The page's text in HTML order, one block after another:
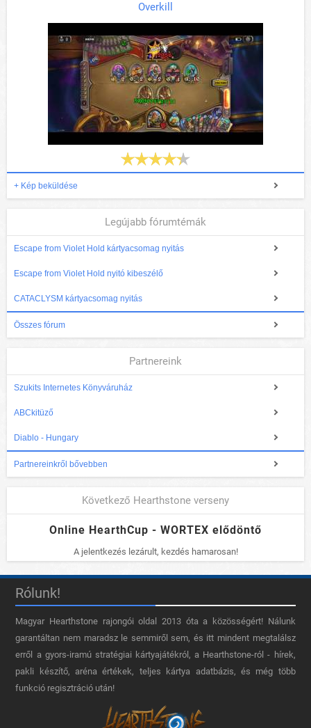
Overkill
+ Kép beküldése
Legújabb fórumtémák
Escape from Violet Hold kártyacsomag nyitás
Escape from Violet Hold nyitó kibeszélő
CATACLYSM kártyacsomag nyitás
Összes fórum
Partnereink
Szukits Internetes Könyváruház
ABCkitüző
Diablo - Hungary
Partnereinkről bővebben
Következő Hearthstone verseny
Online HearthCup - WORTEX elődöntő
A jelentkezés lezárult, kezdés hamarosan!
Rólunk!
Magyar Hearthstone​ rajongói oldal 2013 óta a közösségért! Nálunk
garantáltan nem maradsz le semmiről sem, és itt mindent megtalálsz
erről a gyors-iramú stratégiai kártyajátékról, a Hearthstone-ról - hírek,
pakli készítő, aréna értékek, teljes kártya adatbázis, és még több
funkció regisztráció után!